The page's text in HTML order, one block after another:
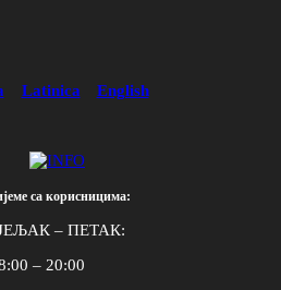
Latinica English
са корисницима:
– ПЕТАК:
– 20:00